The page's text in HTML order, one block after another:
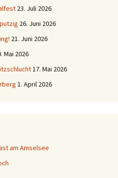
23. Juli 2026
26. Juni 2026
21. Juni 2026
Mai 2026
17. Mai 2026
1. April 2026
am Amselsee